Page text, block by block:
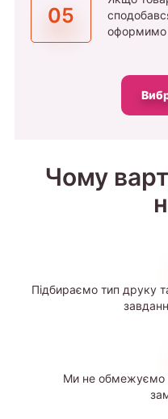
05
оформимо
Чому
Підбираємо тип друку
Ми не обмежуємо